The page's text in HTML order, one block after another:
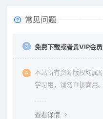
常见问题
免费下载或者贵VIP会
本站所有资源版权均属
学习用，请勿直接商用
查看详情